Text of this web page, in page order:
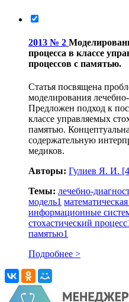
2013 № 2
процесса в классе
процессов с памятью.
Статья посвящена
моделирования
Предложен подход к
классе управляемых
памятью.
содержательную
медиков.
Авторы: Гулиев Я. И.
Темы: лечебно-
модель1
информационные
стохастический процесс
памятью1
Подробнее >